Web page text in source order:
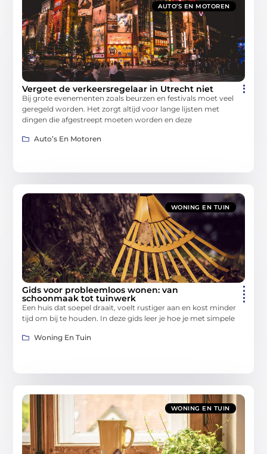
AUTO’S EN MOTOREN
Vergeet de verkeersregelaar in Utrecht niet
Bij grote evenementen zoals beurzen en festivals moet veel
geregeld worden. Het zorgt altijd voor lange lijsten met
dingen die afgestreept moeten worden en deze
Auto’s En Motoren
WONING EN TUIN
Gids voor probleemloos wonen: van
schoonmaak tot tuinwerk
Een huis dat soepel draait, voelt rustiger aan en kost minder
tijd om bij te houden. In deze gids leer je hoe je met simpele
Woning En Tuin
WONING EN TUIN